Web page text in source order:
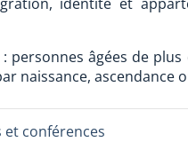
personnes âgées de
naissance, ascendance
et conférences